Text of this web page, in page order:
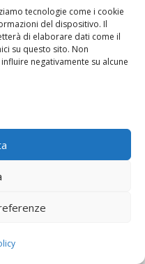
tecnologie come i cookie
del dispositivo. Il
di elaborare dati come il
su questo sito. Non
negativamente su alcune
30 dBm nella
Il MikroTik, con
= Italy, gestisce
della potenza di
della
“Antenna Gain”
automatica.
proprio, nessun
specifica,